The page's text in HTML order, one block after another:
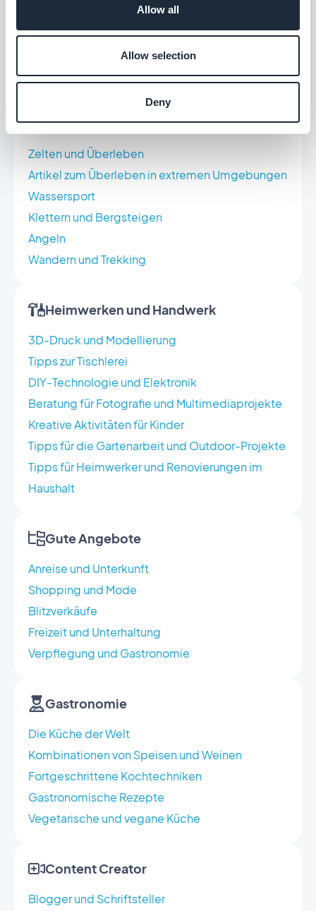
Allow all
Allow selection
Deny
Konferenzen und Fachseminare
Leitfaden für Sportveranstaltungen
Wohltätigkeitsveranstaltungen
Workshops und Kurse
Aktivitäten im Freien
Zelten und Überleben
Artikel zum Überleben in extremen Umgebungen
Wassersport
Klettern und Bergsteigen
Angeln
Wandern und Trekking
Heimwerken und Handwerk
3D-Druck und Modellierung
Tipps zur Tischlerei
DIY-Technologie und Elektronik
Beratung für Fotografie und Multimediaprojekte
Kreative Aktivitäten für Kinder
Tipps für die Gartenarbeit und Outdoor-Projekte
Tipps für Heimwerker und Renovierungen im
Haushalt
Gute Angebote
Anreise und Unterkunft
Shopping und Mode
Blitzverkäufe
Freizeit und Unterhaltung
Verpflegung und Gastronomie
Gastronomie
Die Küche der Welt
Kombinationen von Speisen und Weinen
Fortgeschrittene Kochtechniken
Gastronomische Rezepte
Vegetarische und vegane Küche
Content Creator
Blogger und Schriftsteller